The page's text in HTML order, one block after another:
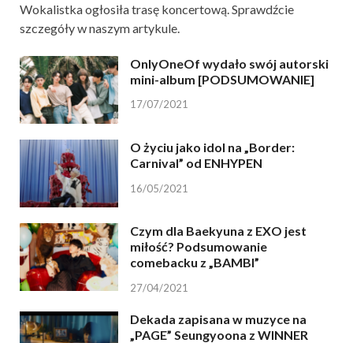
Wokalistka ogłosiła trasę koncertową. Sprawdźcie
szczegóły w naszym artykule.
OnlyOneOf wydało swój autorski
mini-album [PODSUMOWANIE]
17/07/2021
O życiu jako idol na „Border:
Carnival” od ENHYPEN
16/05/2021
Czym dla Baekyuna z EXO jest
miłość? Podsumowanie
comebacku z „BAMBI”
27/04/2021
Dekada zapisana w muzyce na
„PAGE” Seungyoona z WINNER